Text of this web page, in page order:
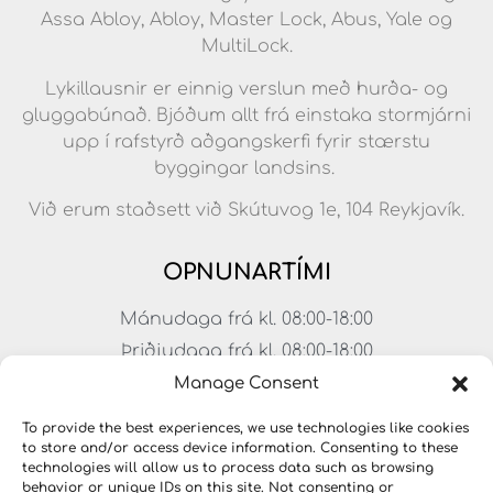
Manage Consent
To provide the best experiences, we use technologies like cookies
to store and/or access device information. Consenting to these
technologies will allow us to process data such as browsing
behavior or unique IDs on this site. Not consenting or
Assa Abloy, Abloy, Master Lock, Abus, Yale og
MultiLock.
Lykillausnir er einnig verslun með hurða- og
gluggabúnað. Bjóðum allt frá einstaka stormjárni
upp í rafstyrð aðgangskerfi fyrir stærstu
byggingar landsins.
Við erum staðsett við Skútuvog 1e, 104 Reykjavík.
OPNUNARTÍMI
Mánudaga frá kl. 08:00-18:00
Þriðjudaga frá kl. 08:00-18:00
Miðvikudaga frá kl. 08:00-18:00
Föstudaga frá kl. 08:00-17:00
Laugardagar frá kl. 11:00-15:00